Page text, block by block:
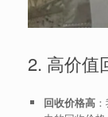
2. 高价值
回收价格高：